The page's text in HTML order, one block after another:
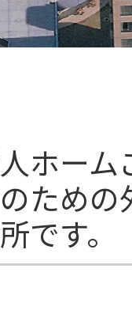
ホーム
ため
です。